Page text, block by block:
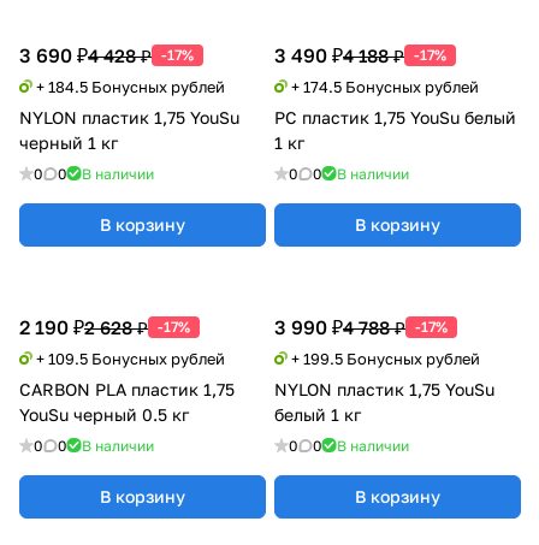
3 690 ₽4 428 ₽ -17%
+ 184.5 Бонусных рублей
NYLON пластик 1,75 YouSu
черный 1 кг
0 0 В наличии
В корзину
3 490 ₽4 188 ₽ -17%
+ 174.5 Бонусных рублей
PC пластик 1,75 YouSu белый
1 кг
0 0 В наличии
В корзину
2 190 ₽2 628 ₽ -17%
+ 109.5 Бонусных рублей
CARBON PLA пластик 1,75
YouSu черный 0.5 кг
0 0 В наличии
В корзину
3 990 ₽4 788 ₽ -17%
+ 199.5 Бонусных рублей
NYLON пластик 1,75 YouSu
белый 1 кг
0 0 В наличии
В корзину